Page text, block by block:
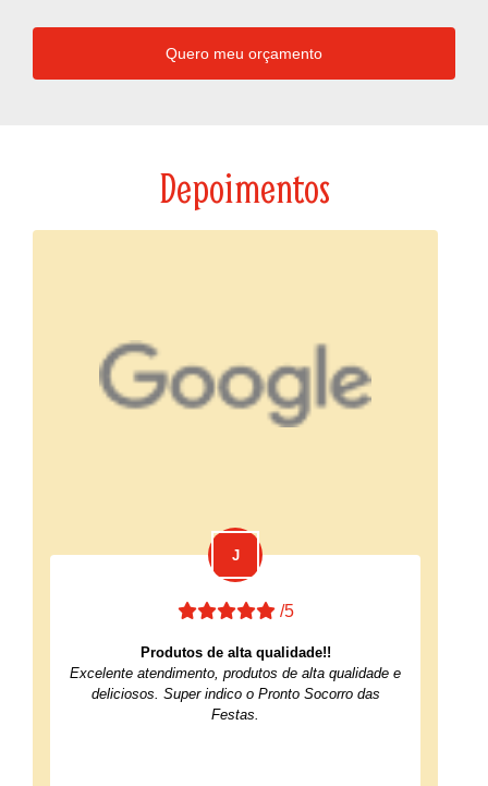
Quero meu orçamento
Depoimentos
/5
Produtos de alta qualidade!!
Excelente atendimento, produtos de alta qualidade e
deliciosos. Super indico o Pronto Socorro das
Festas.